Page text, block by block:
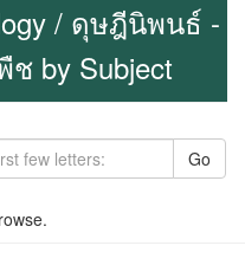
/ ดุษฎีนิพนธ์ -
by Subject
Go